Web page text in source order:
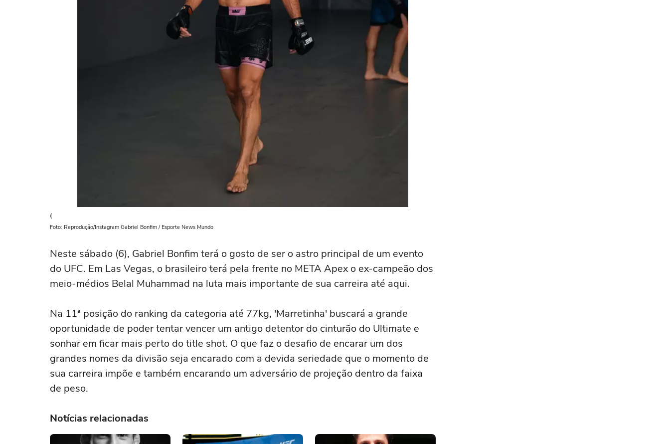
(
Foto: Reprodução/Instagram Gabriel Bonfim / Esporte News Mundo
Neste sábado (6), Gabriel Bonfim terá o gosto de ser o astro principal de um evento
do UFC. Em Las Vegas, o brasileiro terá pela frente no META Apex o ex-campeão dos
meio-médios Belal Muhammad na luta mais importante de sua carreira até aqui.
Na 11ª posição do ranking da categoria até 77kg, 'Marretinha' buscará a grande
oportunidade de poder tentar vencer um antigo detentor do cinturão do Ultimate e
sonhar em ficar mais perto do title shot. O que faz o desafio de encarar um dos
grandes nomes da divisão seja encarado com a devida seriedade que o momento de
sua carreira impõe e também encarando um adversário de projeção dentro da faixa
de peso.
Notícias relacionadas